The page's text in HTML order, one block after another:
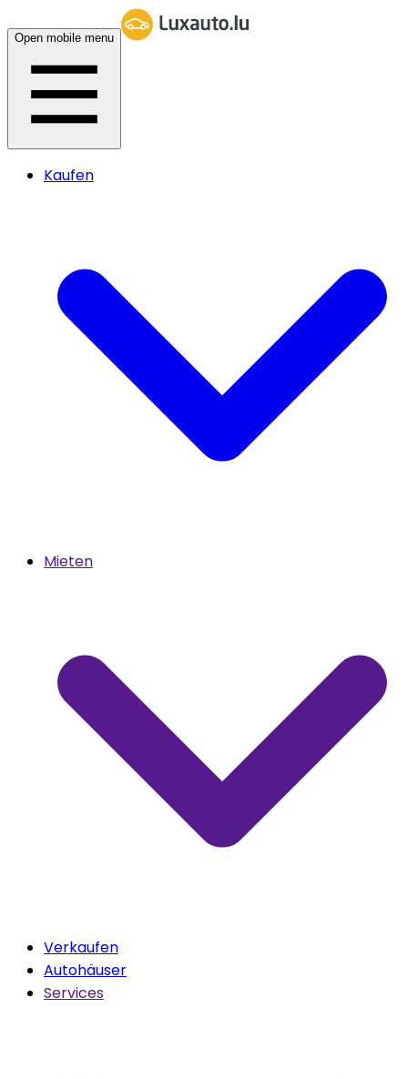
Open mobile menu
Kaufen
Mieten
Verkaufen
Autohäuser
Services